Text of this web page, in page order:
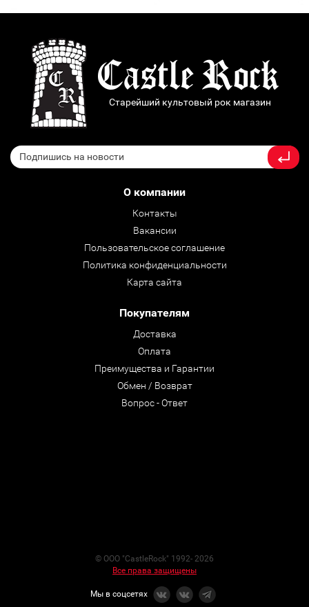
Старейший культовый рок магазин
О компании
Контакты
Вакансии
Пользовательское соглашение
Политика конфиденциальности
Карта сайта
Покупателям
Доставка
Оплата
Преимущества и Гарантии
Обмен / Возврат
Вопрос - Ответ
© ООО "CastleRock" 1992- 2026
Все права защищены
Мы в соцсетях